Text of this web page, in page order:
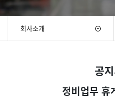
회사소개
공
정비업무